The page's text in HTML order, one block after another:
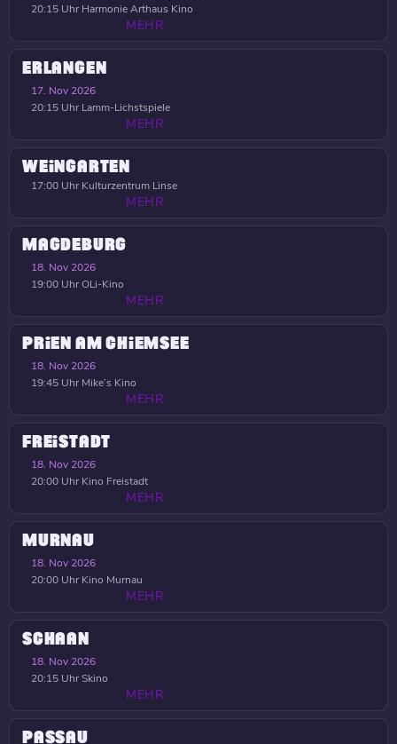
20:15 Uhr Harmonie Arthaus Kino
MEHR
ERLANGEN
17. Nov 2026
20:15 Uhr Lamm-Lichstspiele
MEHR
WEINGARTEN
17:00 Uhr Kulturzentrum Linse
MEHR
MAGDEBURG
18. Nov 2026
19:00 UhrOLi-Kino
MEHR
PRIEN AM CHIEMSEE
18. Nov 2026
19:45 Uhr Mike’s Kino
MEHR
FREISTADT
18. Nov 2026
20:00 Uhr Kino Freistadt
MEHR
MURNAU
18. Nov 2026
20:00 Uhr Kino Murnau
MEHR
SCHAAN
18. Nov 2026
20:15 UhrSkino
MEHR
PASSAU